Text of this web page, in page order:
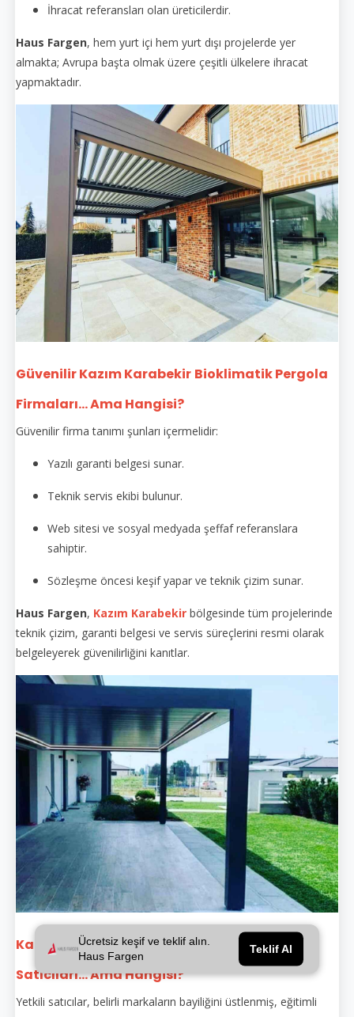
Ücretsiz keşif ve teklif alın.
Haus Fargen
Teklif Al
İhracat referansları olan üreticilerdir.
Haus Fargen, hem yurt içi hem yurt dışı projelerde yer
almakta; Avrupa başta olmak üzere çeşitli ülkelere ihracat
yapmaktadır.
Güvenilir Kazım Karabekir Bioklimatik Pergola
Firmaları... Ama Hangisi?
Güvenilir firma tanımı şunları içermelidir:
Yazılı garanti belgesi sunar.
Teknik servis ekibi bulunur.
Web sitesi ve sosyal medyada şeffaf referanslara
sahiptir.
Sözleşme öncesi keşif yapar ve teknik çizim sunar.
Haus Fargen, Kazım Karabekir bölgesinde tüm projelerinde
teknik çizim, garanti belgesi ve servis süreçlerini resmi olarak
belgeleyerek güvenilirliğini kanıtlar.
Kazım Karabekir Bioklimatik Pergola Yetkili
Satıcıları... Ama Hangisi?
Yetkili satıcılar, belirli markaların bayiliğini üstlenmiş, eğitimli